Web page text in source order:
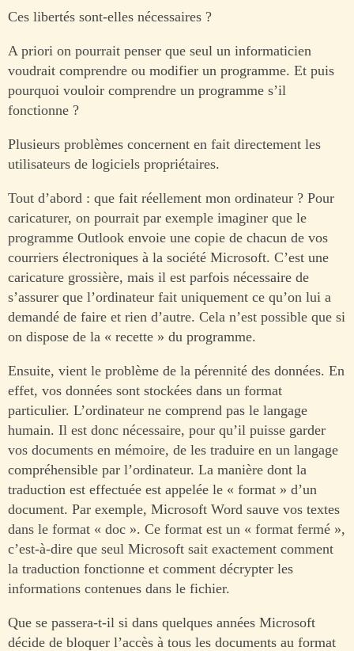
Ces libertés sont-elles nécessaires ?
A priori on pourrait penser que seul un informaticien
voudrait comprendre ou modifier un programme. Et puis
pourquoi vouloir comprendre un programme s’il
fonctionne ?
Plusieurs problèmes concernent en fait directement les
utilisateurs de logiciels propriétaires.
Tout d’abord : que fait réellement mon ordinateur ? Pour
caricaturer, on pourrait par exemple imaginer que le
programme Outlook envoie une copie de chacun de vos
courriers électroniques à la société Microsoft. C’est une
caricature grossière, mais il est parfois nécessaire de
s’assurer que l’ordinateur fait uniquement ce qu’on lui a
demandé de faire et rien d’autre. Cela n’est possible que si
on dispose de la « recette » du programme.
Ensuite, vient le problème de la pérennité des données. En
effet, vos données sont stockées dans un format
particulier. L’ordinateur ne comprend pas le langage
humain. Il est donc nécessaire, pour qu’il puisse garder
vos documents en mémoire, de les traduire en un langage
compréhensible par l’ordinateur. La manière dont la
traduction est effectuée est appelée le « format » d’un
document. Par exemple, Microsoft Word sauve vos textes
dans le format « doc ». Ce format est un « format fermé »,
c’est-à-dire que seul Microsoft sait exactement comment
la traduction fonctionne et comment décrypter les
informations contenues dans le fichier.
Que se passera-t-il si dans quelques années Microsoft
décide de bloquer l’accès à tous les documents au format